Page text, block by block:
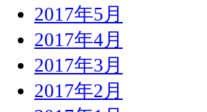
2017年5月
2017年4月
2017年3月
2017年2月